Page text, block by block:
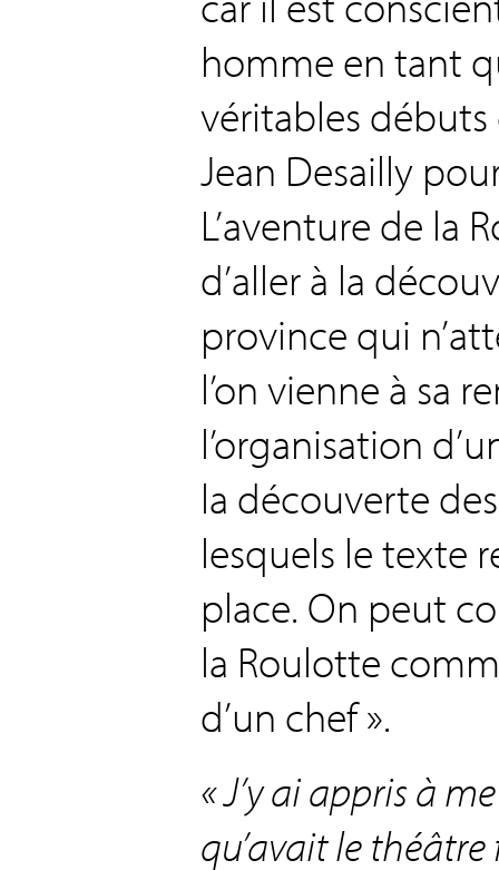
homme en tant
véritables
Jean Desailly
L’aventure de la
d’aller à la
province qui
l’on vienne à sa
l’organisation
la découverte
lesquels le texte
place. On peut
la Roulotte
d’un chef ».
« J’y ai appris à
qu’avait le théâtre